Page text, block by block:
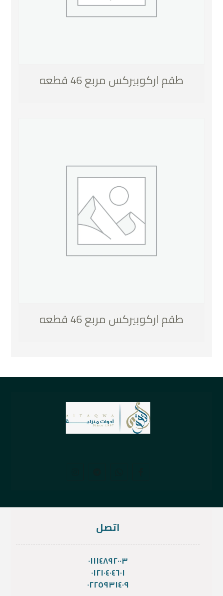
طقم اركوبيركس مربع 46 قطعه
طقم اركوبيركس مربع 46 قطعه
اتصل
٠١١١٤٨٩٢٠٠٣
٠١٢١٠٤٠٤٦٠١
٠٢٢٥٩٣١٤٠٩